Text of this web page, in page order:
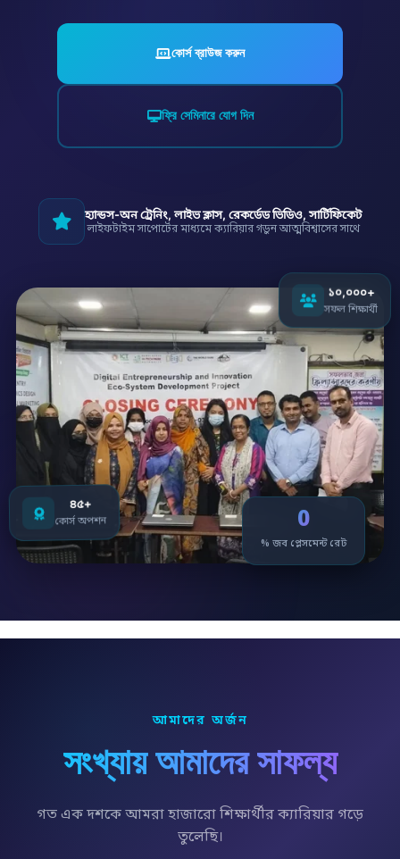
কোর্স ব্রাউজ করুন
ফ্রি সেমিনারে যোগ দিন
হ্যান্ডস-অন ট্রেনিং, লাইভ ক্লাস, রেকর্ডেড ভিডিও, সার্টিফিকেট
লাইফটাইম সাপোর্টের মাধ্যমে ক্যারিয়ার গড়ুন আত্মবিশ্বাসের সাথে
১০,০০০+
সফল শিক্ষার্থী
৪৫+
কোর্স অপশন 0
% জব প্লেসমেন্ট রেট
আমাদের অর্জন
সংখ্যায় আমাদের সাফল্য
গত এক দশকে আমরা হাজারো শিক্ষার্থীর ক্যারিয়ার গড়ে
তুলেছি।